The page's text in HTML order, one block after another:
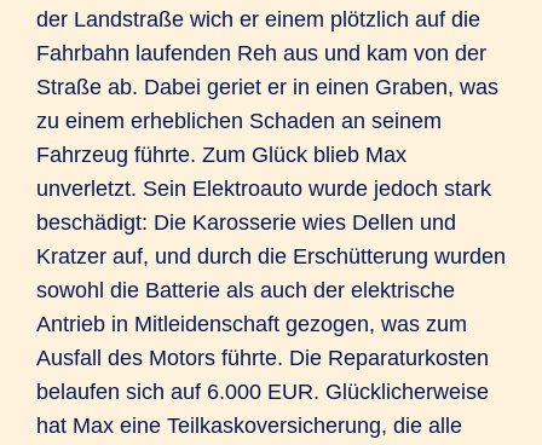
der Landstraße wich er einem plötzlich auf die
Fahrbahn laufenden Reh aus und kam von der
Straße ab. Dabei geriet er in einen Graben, was
zu einem erheblichen Schaden an seinem
Fahrzeug führte. Zum Glück blieb Max
unverletzt. Sein Elektroauto wurde jedoch stark
beschädigt: Die Karosserie wies Dellen und
Kratzer auf, und durch die Erschütterung wurden
sowohl die Batterie als auch der elektrische
Antrieb in Mitleidenschaft gezogen, was zum
Ausfall des Motors führte. Die Reparaturkosten
belaufen sich auf 6.000 EUR. Glücklicherweise
hat Max eine Teilkaskoversicherung, die alle